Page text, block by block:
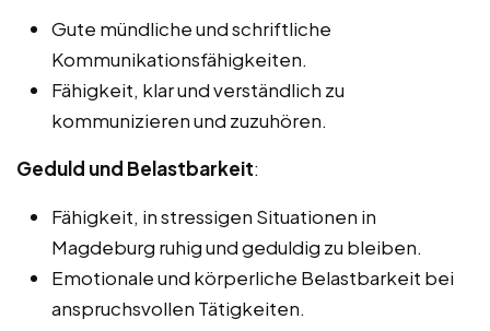
Gute mündliche und schriftliche
Kommunikationsfähigkeiten.
Fähigkeit, klar und verständlich zu
kommunizieren und zuzuhören.
Geduld und Belastbarkeit:
Fähigkeit, in stressigen Situationen in
Magdeburg ruhig und geduldig zu bleiben.
Emotionale und körperliche Belastbarkeit bei
anspruchsvollen Tätigkeiten.